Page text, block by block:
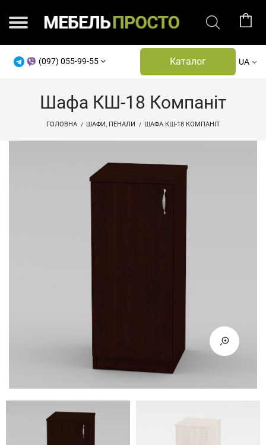
(097) 055-99-55 Каталог UA
Шафа КШ-18 Компаніт
ГОЛОВНА ШАФИ, ПЕНАЛИ ШАФА КШ-18 КОМПАНІТ